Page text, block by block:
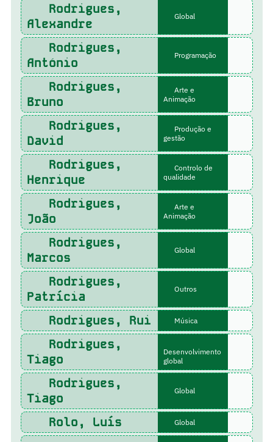
Rodrigues,
Alexandre
Global
Rodrigues,
António
Programação
Rodrigues,
Bruno
Arte e
Animação
Rodrigues,
David
Produção e
gestão
Rodrigues,
Henrique
Controlo de
qualidade
Rodrigues,
João
Arte e
Animação
Rodrigues,
Marcos
Global
Rodrigues,
Patrícia
Outros
Rodrigues, Rui Música
Rodrigues,
Tiago
Desenvolvimento
global
Rodrigues,
Tiago
Global
Rolo, Luís Global